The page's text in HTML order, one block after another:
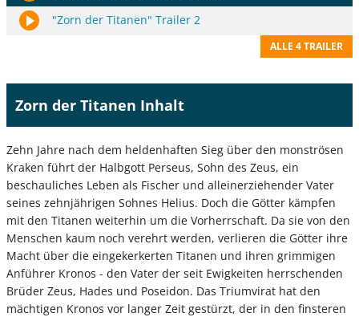
"Zorn der Titanen" Trailer 2
ALLE 4 TRAILER
Zorn der Titanen Inhalt
Zehn Jahre nach dem heldenhaften Sieg über den monströsen
Kraken führt der Halbgott Perseus, Sohn des Zeus, ein
beschauliches Leben als Fischer und alleinerziehender Vater
seines zehnjährigen Sohnes Helius. Doch die Götter kämpfen
mit den Titanen weiterhin um die Vorherrschaft. Da sie von den
Menschen kaum noch verehrt werden, verlieren die Götter ihre
Macht über die eingekerkerten Titanen und ihren grimmigen
Anführer Kronos - den Vater der seit Ewigkeiten herrschenden
Brüder Zeus, Hades und Poseidon. Das Triumvirat hat den
mächtigen Kronos vor langer Zeit gestürzt, der in den finsteren